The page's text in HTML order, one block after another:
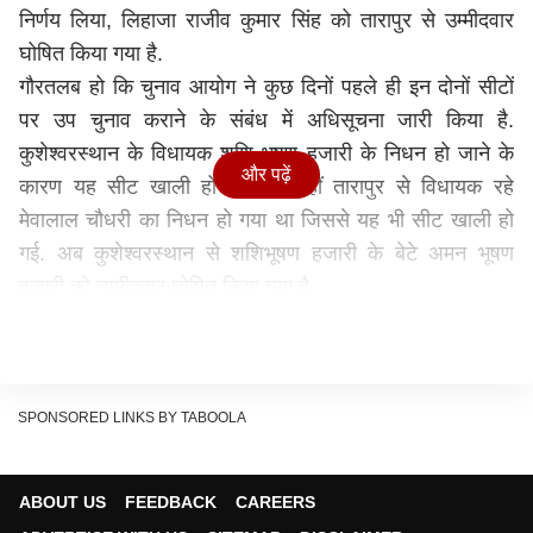
निर्णय लिया, लिहाजा राजीव कुमार सिंह को तारापुर से उम्मीदवार
घोषित किया गया है.
गौरतलब हो कि चुनाव आयोग ने कुछ दिनों पहले ही इन दोनों सीटों
पर उप चुनाव कराने के संबंध में अधिसूचना जारी किया है.
कुशेश्वरस्थान के विधायक शशि भूषण हजारी के निधन हो जाने के
कारण यह सीट खाली हो गई थी. वहीं तारापुर से विधायक रहे
मेवालाल चौधरी का निधन हो गया था जिससे यह भी सीट खाली हो
गई. अब कुशेश्वरस्थान से शशिभूषण हजारी के बेटे अमन भूषण
अक्टूबर को नाम वापसी की अंतिम तिथि निर्धारित की गई है. 30
और पढ़ें
SPONSORED LINKS BY TABOOLA
ABOUT US FEEDBACK
CAREERS